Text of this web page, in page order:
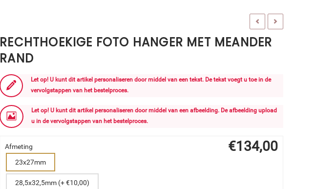
RECHTHOEKIGE FOTO HANGER MET MEANDER
RAND
Let op! U kunt dit artikel personaliseren door middel van een tekst. De tekst voegt u toe in de
vervolgstappen van het bestelproces.
Let op! U kunt dit artikel personaliseren door middel van een afbeelding. De afbeelding upload
u in de vervolgstappen van het bestelproces.
€134,00
Afmeting
23x27mm
28,5x32,5mm (+ €10,00)